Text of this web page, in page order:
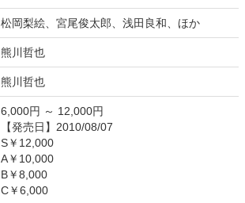
松岡梨絵、宮尾俊太郎、浅田良和、ほか
熊川哲也
熊川哲也
6,000円 ～ 12,000円
【発売日】2010/08/07
S￥12,000
A￥10,000
B￥8,000
C￥6,000